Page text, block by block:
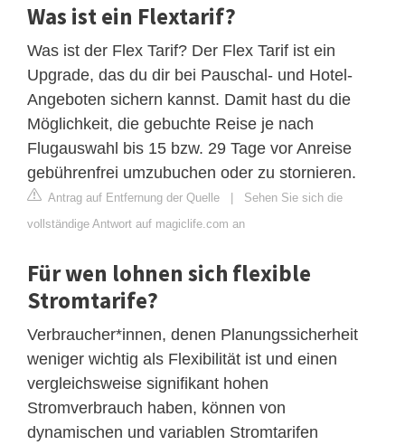
Was ist ein Flextarif?
Was ist der Flex Tarif? Der Flex Tarif ist ein
Upgrade, das du dir bei Pauschal- und Hotel-
Angeboten sichern kannst. Damit hast du die
Möglichkeit, die gebuchte Reise je nach
Flugauswahl bis 15 bzw. 29 Tage vor Anreise
gebührenfrei umzubuchen oder zu stornieren.
Antrag auf Entfernung der Quelle | Sehen Sie sich die
vollständige Antwort auf magiclife.com an
Für wen lohnen sich flexible
Stromtarife?
Verbraucher*innen, denen Planungssicherheit
weniger wichtig als Flexibilität ist und einen
vergleichsweise signifikant hohen
Stromverbrauch haben, können von
dynamischen und variablen Stromtarifen